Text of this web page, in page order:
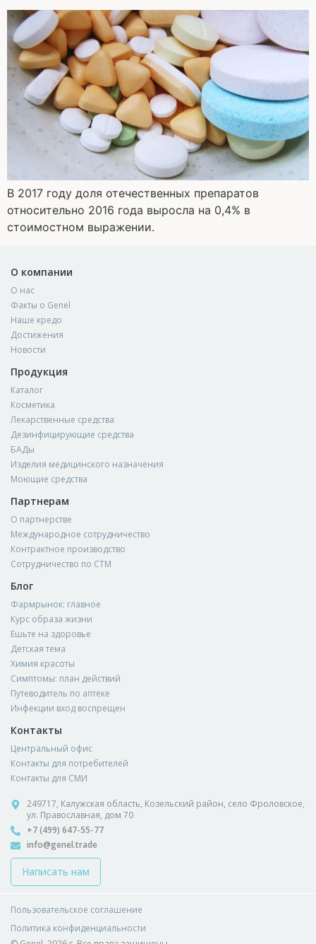
В 2017 году доля отечественных препаратов
относительно 2016 года выросла на 0,4% в
стоимостном выражении.
О компании
О нас
Факты о Genel
Наше кредо
Достижения
Новости
Продукция
Каталог
Косметика
Лекарственные средства
Дезинфицирующие средства
БАДы
Изделия медицинского назначения
Моющие средства
Партнерам
О партнерстве
Международное сотрудничество
Контрактное производство
Сотрудничество по СТМ
Блог
Фармрынок: главное
Курс образа жизни
Ешьте на здоровье
Детская тема
Химия красоты
Симптомы: план действий
Путеводитель по аптеке
Инфекции вход воспрещен
Контакты
Центральный офис
Контакты для потребителей
Контакты для СМИ
249717, Калужская область, Козельский район, село Фроловское,
ул. Православная, дом 70
+7 (499) 647-55-77
info@genel.trade
Написать нам
Политика конфиденциальности
Пользовательское соглашение